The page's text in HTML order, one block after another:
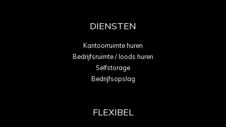
DIENSTEN
Kantoorruimte huren
Bedrijfsruimte / loods huren
Selfstorage
Bedrijfsopslag
FLEXIBEL